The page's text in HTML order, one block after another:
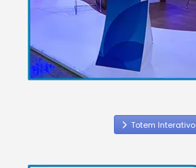
Totem Interativo